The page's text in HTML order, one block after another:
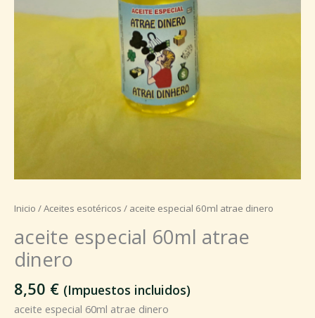
Inicio /Aceites esotéricos / aceite especial 60ml atrae dinero
aceite especial 60ml atrae
dinero
8,50 € (Impuestos incluidos)
aceite especial 60ml atrae dinero